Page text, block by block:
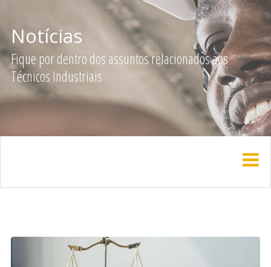
Notícias
Fique por dentro dos assuntos relacionados aos
Técnicos Industriais